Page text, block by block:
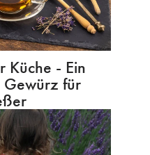
Küche - Ein
Gewürz für